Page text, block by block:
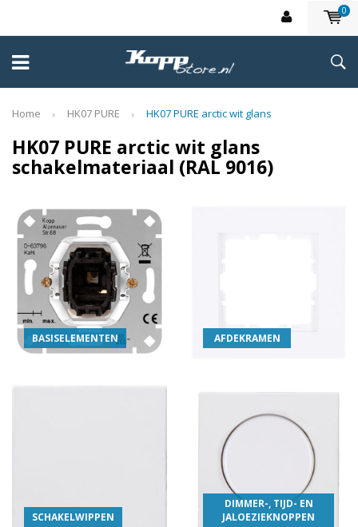
0
Home HK07 PURE HK07 PURE arctic wit glans
HK07 PURE arctic wit glans
schakelmateriaal (RAL 9016)
BASISELEMENTEN AFDEKRAMEN
SCHAKELWIPPEN
DIMMER-, TIJD- EN
JALOEZIEKNOPPEN